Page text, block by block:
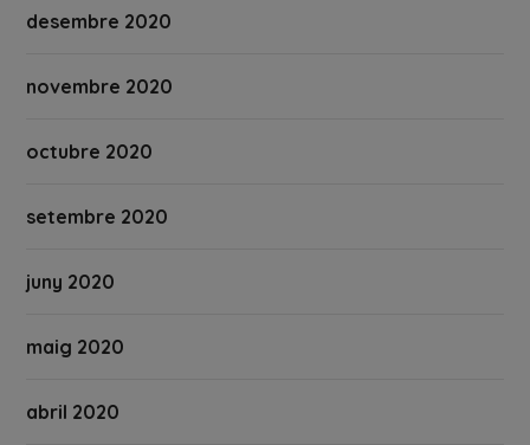
desembre 2020
novembre 2020
octubre 2020
setembre 2020
juny 2020
maig 2020
abril 2020